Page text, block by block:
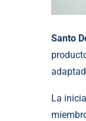
Santo
La